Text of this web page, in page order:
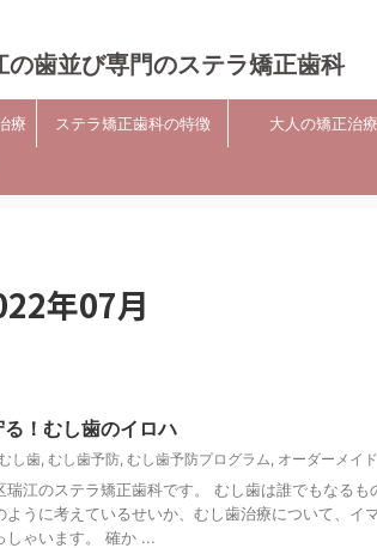
歯並び専門のステラ矯正歯科
療 ステラ矯正歯科の特徴 大人の矯正治療
年07月
！むし歯のイロハ
し歯, むし歯予防, むし歯予防プログラム, オーダーメイド
瑞江のステラ矯正歯科です。 むし歯は誰でもなるも
ように考えているせいか、むし歯治療について、イ
しゃいます。 確か ...